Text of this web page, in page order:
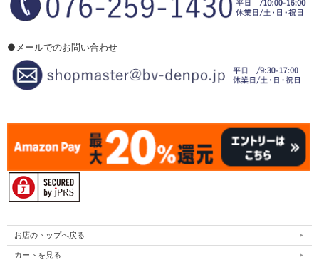
●メールでのお問い合わせ
お店のトップへ戻る
カートを見る